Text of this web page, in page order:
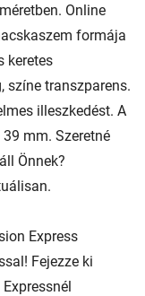
Online
formája
keretes
színe transzparens.
illeszkedést. A
mm. Szeretné
Önnek?
Express
Fejezze ki